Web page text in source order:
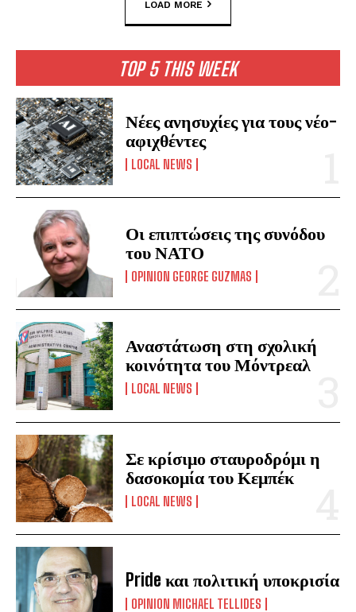
LOAD MORE
TOP 5 THIS WEEK
Νέες ανησυχίες για τους νέο-
αφιχθέντες
LOCAL NEWS
Οι επιπτώσεις της συνόδου
του ΝΑΤΟ
OPINION GEORGE GUZMAS
Αναστάτωση στη σχολική
κοινότητα του Μόντρεαλ
LOCAL NEWS
Σε κρίσιμο σταυροδρόμι η
δασοκομία του Κεμπέκ
LOCAL NEWS
Pride και πολιτική υποκρισία
OPINION MICHAEL TELLIDES